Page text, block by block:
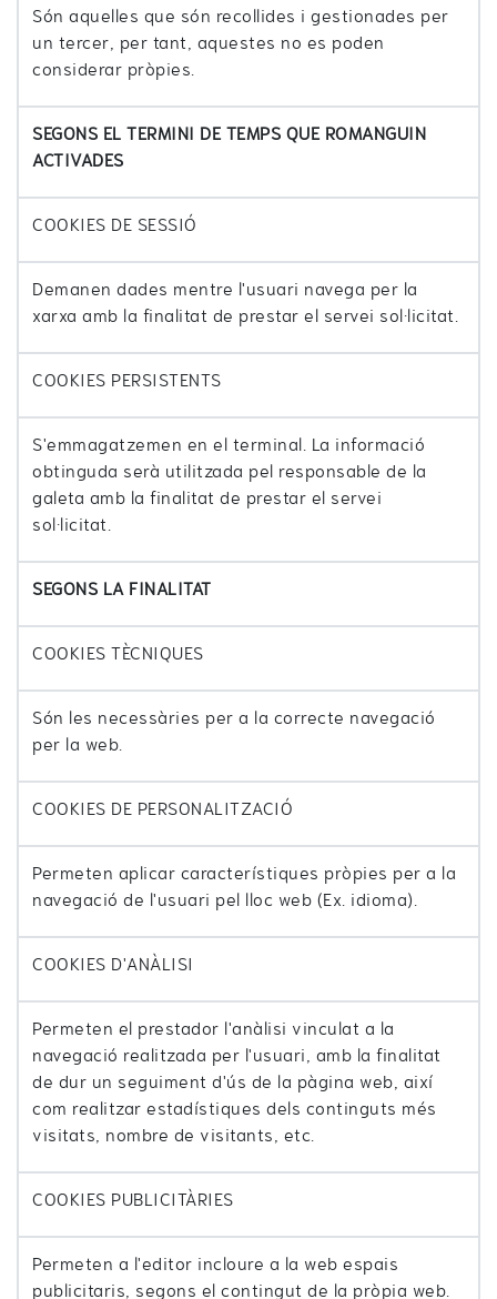
Són aquelles que són recollides i gestionades per
un tercer, per tant, aquestes no es poden
considerar pròpies.
SEGONS EL TERMINI DE TEMPS QUE ROMANGUIN
ACTIVADES
COOKIES DE SESSIÓ
Demanen dades mentre l'usuari navega per la
xarxa amb la finalitat de prestar el servei sol·licitat.
COOKIES PERSISTENTS
S'emmagatzemen en el terminal. La informació
obtinguda serà utilitzada pel responsable de la
galeta amb la finalitat de prestar el servei
sol·licitat.
SEGONS LA FINALITAT
COOKIES TÈCNIQUES
Són les necessàries per a la correcte navegació
per la web.
COOKIES DE PERSONALITZACIÓ
Permeten aplicar característiques pròpies per a la
navegació de l'usuari pel lloc web (Ex. idioma).
COOKIES D'ANÀLISI
Permeten el prestador l'anàlisi vinculat a la
navegació realitzada per l'usuari, amb la finalitat
de dur un seguiment d'ús de la pàgina web, així
com realitzar estadístiques dels continguts més
visitats, nombre de visitants, etc.
COOKIES PUBLICITÀRIES
Permeten a l'editor incloure a la web espais
publicitaris, segons el contingut de la pròpia web.